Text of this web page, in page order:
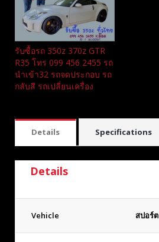
รับซื้อรถ 350z 370z GTR
R35 โทร 099 456 2455 รถ
นำเข้า32 รถจดประกอบ รถ
กลับสี รถเปลี่ยนเครื่อง
Details Specifications
Details
Vehicle สปอร์ต